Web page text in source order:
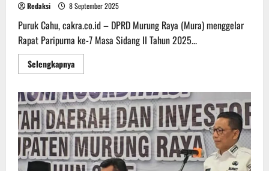
Redaksi 8 September 2025
Puruk Cahu, cakra.co.id – DPRD Murung Raya (Mura) menggelar
Rapat Paripurna ke-7 Masa Sidang II Tahun 2025...
SelengkapnyaRead
more
Mura
Gelar
Rapat
Paripurna
Ke-
7
Masa
Sidang
II